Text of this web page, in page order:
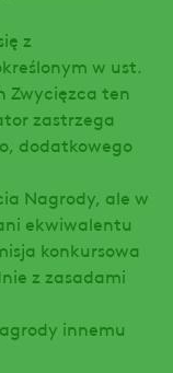
z
w ust.
Zwycięzca ten
zastrzega
dodatkowego
Nagrody, ale w
ekwiwalentu
konkursowa
z zasadami
innemu